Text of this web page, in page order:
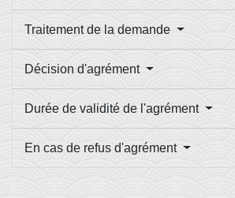
Traitement de la demande
Décision d'agrément
Durée de validité de l'agrément
En cas de refus d'agrément